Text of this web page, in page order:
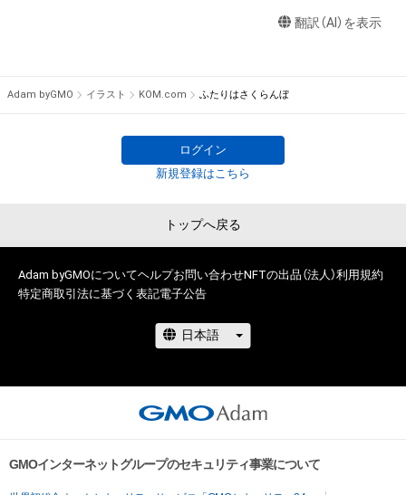
アイテムの保有者が有する権利」の範囲を超えた行為、知的財産
せん。)を行うことはできません。
・本アイテムに関する創作物の利用については、公序良俗や法令
Instagram
www.instagram.com/kom__art.jp/
翻訳（AI）を表示
Adam byGMO イラスト KOM.com ふたりはさくらんぼ
ログイン
新規登録はこちら
トップへ戻る
Adam byGMOについてヘルプお問い合わせNFTの出品（法人）利用規約
特定商取引法に基づく表記電子公告
GMOインターネットグループのセキュリティ事業について